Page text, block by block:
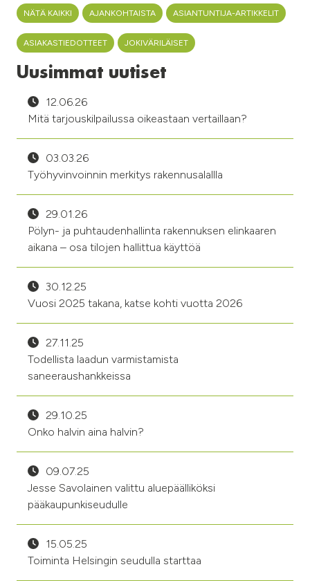
NÄTÄ KAIKKI AJANKOHTAISTA ASIANTUNTIJA-ARTIKKELIT
ASIAKASTIEDOTTEET JOKIVÄRILÄISET
Uusimmat uutiset
12.06.26
Mitä tarjouskilpailussa oikeastaan vertaillaan?
03.03.26
Työhyvinvoinnin merkitys rakennusalallla
29.01.26
Pölyn- ja puhtaudenhallinta rakennuksen elinkaaren
aikana – osa tilojen hallittua käyttöä
30.12.25
Vuosi 2025 takana, katse kohti vuotta 2026
27.11.25
Todellista laadun varmistamista
saneeraushankkeissa
29.10.25
Onko halvin aina halvin?
09.07.25
Jesse Savolainen valittu aluepäälliköksi
pääkaupunkiseudulle
15.05.25
Toiminta Helsingin seudulla starttaa